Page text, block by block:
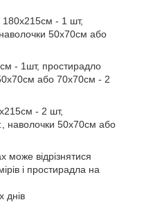
180х215см - 1 шт,
50х70см або
- 1шт, простирадло
або 70х70см - 2
- 2 шт,
наволочки 50х70см або
відрізнятися
і простирадла на
днів